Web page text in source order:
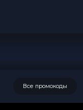
Все промокоды